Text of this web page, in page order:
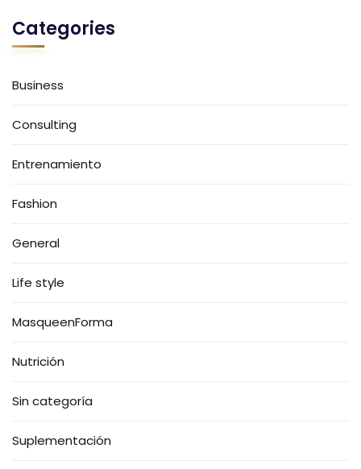
Categories
Business
Consulting
Entrenamiento
Fashion
General
Life style
MasqueenForma
Nutrición
Sin categoría
Suplementación